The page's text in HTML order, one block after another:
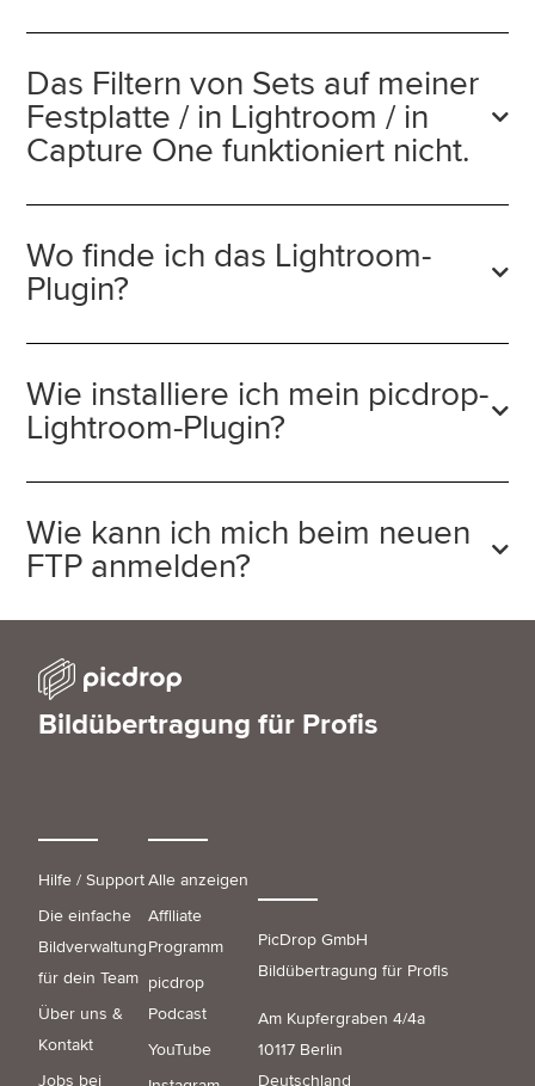
Das Filtern von Sets auf meiner
Festplatte / in Lightroom / in
Capture One funktioniert nicht.
Wo finde ich das Lightroom-
Plugin?
Wie installiere ich mein picdrop-
Lightroom-Plugin?
Wie kann ich mich beim neuen
FTP anmelden?
Bildübertragung für Profis
PicDrop GmbH
Bildübertragung für Profis
Am Kupfergraben 4/4a
10117 Berlin
Deutschland
Hilfe / Support
Die einfache
Bildverwaltung
für dein Team
Über uns &
Kontakt
Jobs bei
Alle anzeigen
Affiliate
Programm
picdrop
Podcast
YouTube